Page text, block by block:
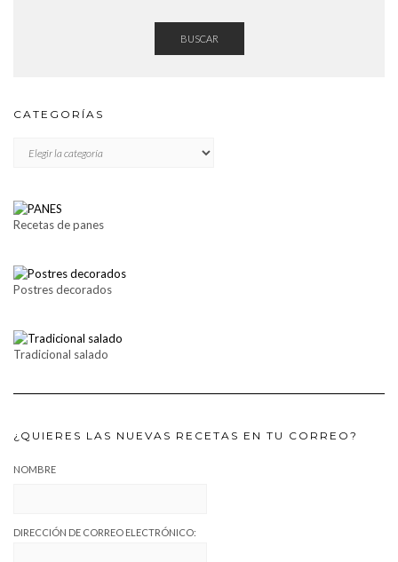
BUSCAR
CATEGORÍAS
Recetas de panes
Postres decorados
Tradicional salado
¿QUIERES LAS NUEVAS RECETAS EN TU CORREO?
NOMBRE
DIRECCIÓN DE CORREO ELECTRÓNICO: